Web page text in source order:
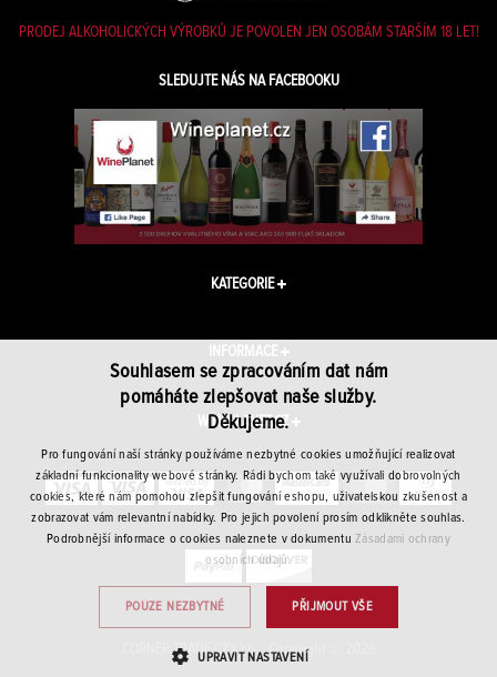
PRODEJ ALKOHOLICKÝCH VÝROBKŮ JE POVOLEN JEN OSOBÁM STARŠÍM 18 LET!
SLEDUJTE NÁS NA FACEBOOKU
KATEGORIE
INFORMACE
WINEPLANET.CZ
CORNER TRADE CZ s.r.o. · Copyright © 2026
Souhlasem se zpracováním dat nám
pomáháte zlepšovat naše služby.
Děkujeme.
Pro fungování naší stránky používáme nezbytné cookies umožňující realizovat
základní funkcionality webové stránky. Rádi bychom také využívali dobrovolných
cookies, které nám pomohou zlepšit fungování eshopu, uživatelskou zkušenost a
zobrazovat vám relevantní nabídky. Pro jejich povolení prosím odklikněte souhlas.
Podrobnější informace o cookies naleznete v dokumentuZásadami ochrany
osobních údajů.
PŘIJMOUT VŠE
POUZE NEZBYTNÉ
UPRAVIT NASTAVENÍ